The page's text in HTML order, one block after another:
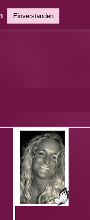
Einverstanden